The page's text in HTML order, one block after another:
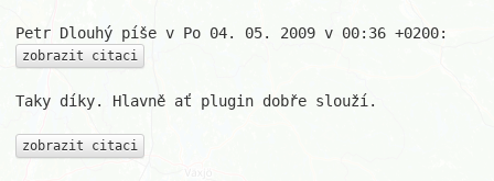
zobrazit citaci
Taky díky. Hlavně ať plugin dobře slouží.
zobrazit citaci